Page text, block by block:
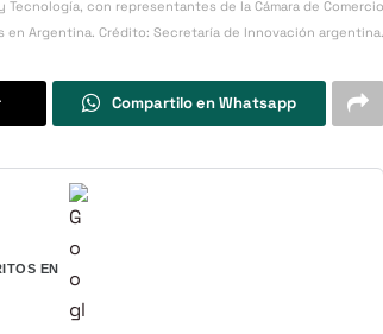
con representantes de la Cámara de Comercio
en Argentina. Crédito: Secretaría de Innovación argentina.
Compartilo en Whatsapp
EN